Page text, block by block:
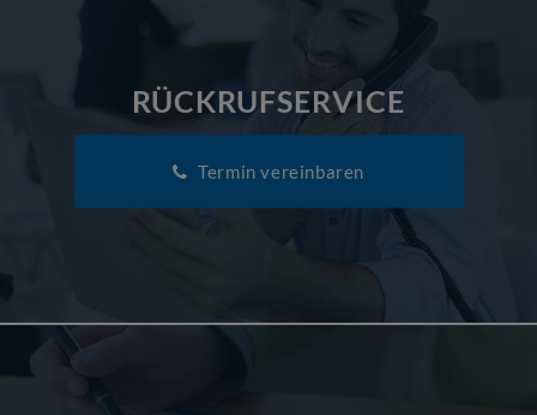
RÜCKRUFSERVICE
Termin vereinbaren